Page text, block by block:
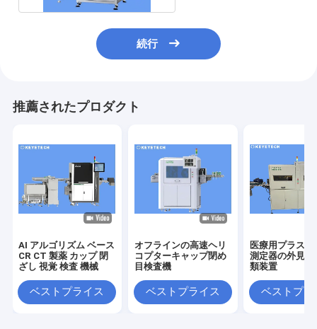
続行
推薦されたプロダクト
AI アルゴリズム ベース
CR CT 製薬 カップ 閉
ざし 視覚 検査 機械
ベストプライス
オフラインの高速ヘリ
コプターキャップ閉め
目検査機
ベストプライス
医療用プラスチ
測定器の外見・
類装置
ベストプラ